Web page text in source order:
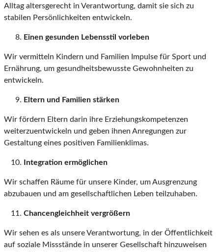
Alltag altersgerecht in Verantwortung, damit sie sich zu
stabilen Persönlichkeiten entwickeln.
Einen gesunden Lebensstil vorleben
Wir vermitteln Kindern und Familien Impulse für Sport und
Ernährung, um gesundheitsbewusste Gewohnheiten zu
entwickeln.
Eltern und Familien stärken
Wir fördern Eltern darin ihre Erziehungskompetenzen
weiterzuentwickeln und geben ihnen Anregungen zur
Gestaltung eines positiven Familienklimas.
Integration ermöglichen
Wir schaffen Räume für unsere Kinder, um Ausgrenzung
abzubauen und am gesellschaftlichen Leben teilzuhaben.
Chancengleichheit vergrößern
Wir sehen es als unsere Verantwortung, in der Öffentlichkeit
auf soziale Missstände in unserer Gesellschaft hinzuweisen